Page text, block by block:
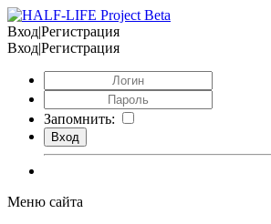
Вход|Регистрация
Вход|Регистрация
Запомнить:
Меню сайта